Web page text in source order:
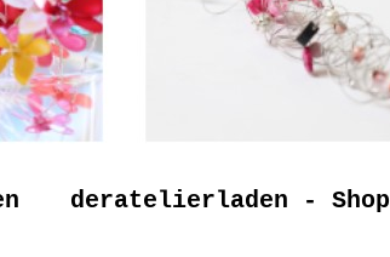
deratelierladen - Shop